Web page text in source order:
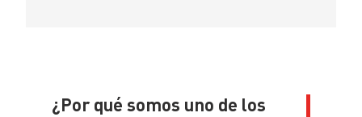
¿Por qué somos uno de los